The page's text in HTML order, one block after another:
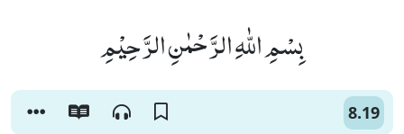
بِسْمِ اللّٰهِ الرَّحْمٰنِ الرَّحِیْمِ
8.19